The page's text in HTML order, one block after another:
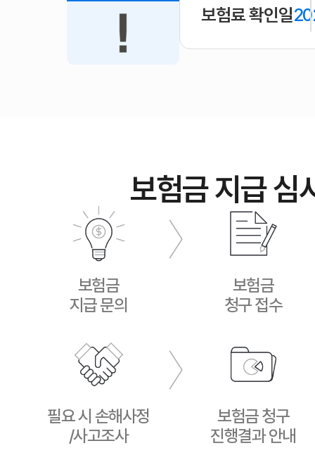
보험료 확인일
보험금 지급 심
보험금
지급 문의
보험금
청구 접수
필요 시 손해사정
/사고조사
보험금 청구
진행결과 안내